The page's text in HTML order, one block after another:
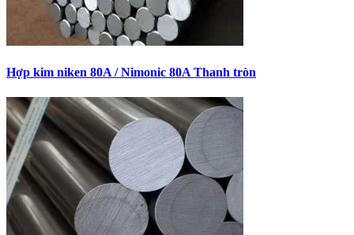
Hợp kim niken 80A / Nimonic 80A Thanh tròn